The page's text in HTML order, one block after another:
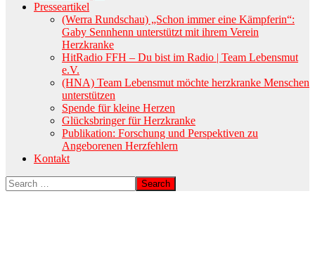
Presseartikel
(Werra Rundschau) „Schon immer eine Kämpferin“:
Gaby Sennhenn unterstützt mit ihrem Verein
Herzkranke
HitRadio FFH – Du bist im Radio | Team Lebensmut
e.V.
(HNA) Team Lebensmut möchte herzkranke Menschen
unterstützen
Spende für kleine Herzen
Glücksbringer für Herzkranke
Publikation: Forschung und Perspektiven zu
Angeborenen Herzfehlern
Kontakt